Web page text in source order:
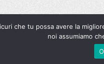
che tu possa avere la
noi assumiamo